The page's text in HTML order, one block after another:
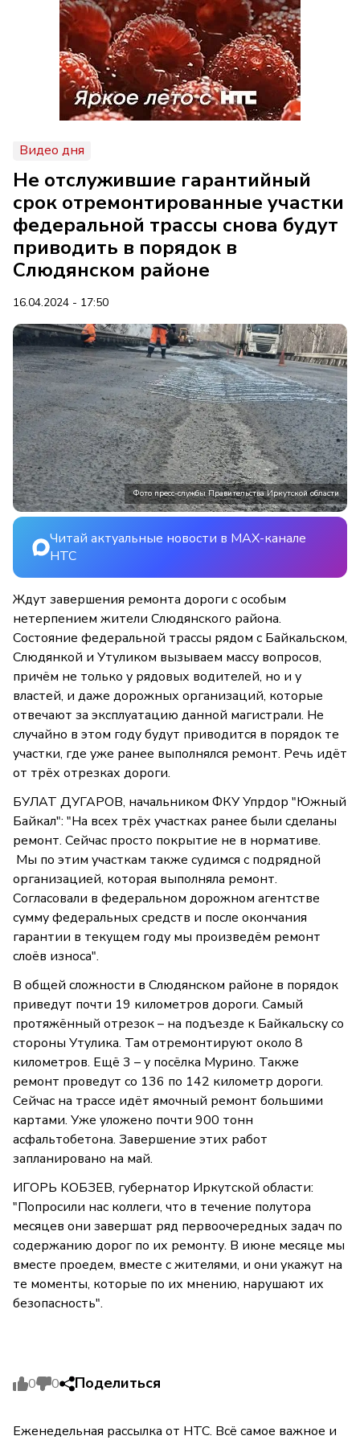
Видео дня
Не отслужившие гарантийный
срок отремонтированные участки
федеральной трассы снова будут
приводить в порядок в
Слюдянском районе
16.04.2024 - 17:50
Фото пресс-службы Правительства Иркутской области
Читай актуальные новости в MAX-канале
НТС
Ждут завершения ремонта дороги с особым
нетерпением жители Слюдянского района.
Состояние федеральной трассы рядом с Байкальском,
Слюдянкой и Утуликом вызываем массу вопросов,
причём не только у рядовых водителей, но и у
властей, и даже дорожных организаций, которые
отвечают за эксплуатацию данной магистрали. Не
случайно в этом году будут приводится в порядок те
участки, где уже ранее выполнялся ремонт. Речь идёт
от трёх отрезках дороги.
БУЛАТ ДУГАРОВ, начальником ФКУ Упрдор "Южный
Байкал": "На всех трёх участках ранее были сделаны
ремонт. Сейчас просто покрытие не в нормативе.
Мы по этим участкам также судимся с подрядной
организацией, которая выполняла ремонт.
Согласовали в федеральном дорожном агентстве
сумму федеральных средств и после окончания
гарантии в текущем году мы произведём ремонт
слоёв износа".
В общей сложности в Слюдянском районе в порядок
приведут почти 19 километров дороги. Самый
протяжённый отрезок – на подъезде к Байкальску со
стороны Утулика. Там отремонтируют около 8
километров. Ещё 3 – у посёлка Мурино. Также
ремонт проведут со 136 по 142 километр дороги.
Сейчас на трассе идёт ямочный ремонт большими
картами. Уже уложено почти 900 тонн
асфальтобетона. Завершение этих работ
запланировано на май.
ИГОРЬ КОБЗЕВ, губернатор Иркутской области:
"Попросили нас коллеги, что в течение полутора
месяцев они завершат ряд первоочередных задач по
содержанию дорог по их ремонту. В июне месяце мы
вместе проедем, вместе с жителями, и они укажут на
те моменты, которые по их мнению, нарушают их
безопасность".
0 0 Поделиться
Еженедельная рассылка от НТС. Всё самое важное и